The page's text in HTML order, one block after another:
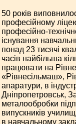
50 років
професійному
професійно-
існування
понад 23 тисячі
часів найбільша
працювати на
«Рівнесільмаш»,
апаратури, в
Дніпропетровськ,
металообробки
випускників
в навчальному